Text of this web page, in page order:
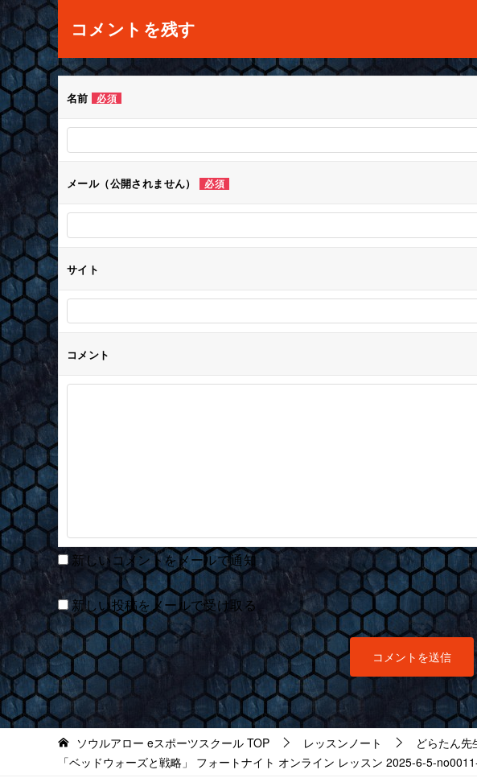
ナ
ビ
ゲ
ー
シ
ョ
ン
コメントを残す
名前 必須
メール（公開されません） 必須
サイト
コメント
新しいコメントをメールで通知
新しい投稿をメールで受け取る
ソウルアロー eスポーツスクール TOP レッスンノート
どらたん先
「ベッドウォーズと戦略」 フォートナイト オンライン レッスン 2025-6-5-